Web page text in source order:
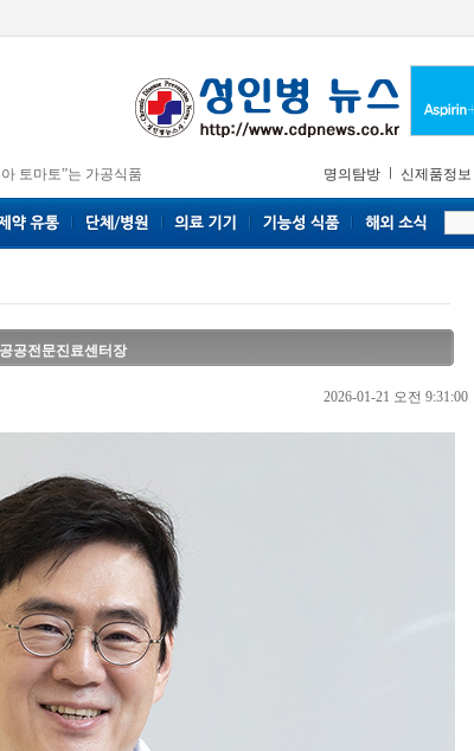
토마토”는 가공식품 명의탐방 신제품정보
공전문진료센터장
2026-01-21 오전 9:31:00